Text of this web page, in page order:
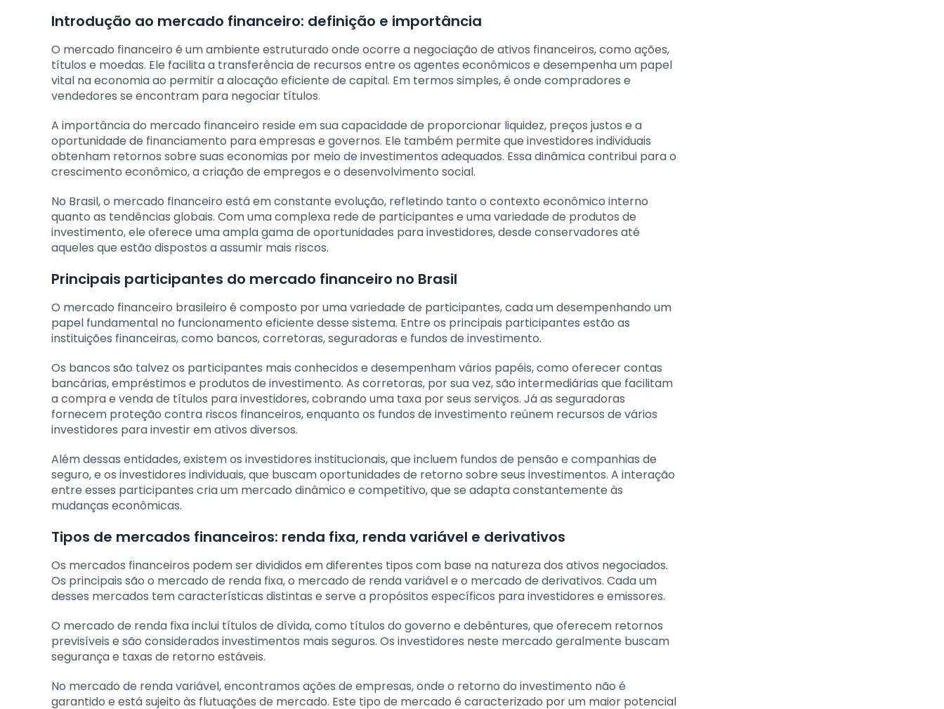
Introdução ao mercado financeiro: definição e importância
O mercado financeiro é um ambiente estruturado onde ocorre a negociação de ativos financeiros, como ações,
títulos e moedas. Ele facilita a transferência de recursos entre os agentes econômicos e desempenha um papel
vital na economia ao permitir a alocação eficiente de capital. Em termos simples, é onde compradores e
vendedores se encontram para negociar títulos.
A importância do mercado financeiro reside em sua capacidade de proporcionar liquidez, preços justos e a
oportunidade de financiamento para empresas e governos. Ele também permite que investidores individuais
obtenham retornos sobre suas economias por meio de investimentos adequados. Essa dinâmica contribui para o
crescimento econômico, a criação de empregos e o desenvolvimento social.
No Brasil, o mercado financeiro está em constante evolução, refletindo tanto o contexto econômico interno
quanto as tendências globais. Com uma complexa rede de participantes e uma variedade de produtos de
investimento, ele oferece uma ampla gama de oportunidades para investidores, desde conservadores até
aqueles que estão dispostos a assumir mais riscos.
Principais participantes do mercado financeiro no Brasil
O mercado financeiro brasileiro é composto por uma variedade de participantes, cada um desempenhando um
papel fundamental no funcionamento eficiente desse sistema. Entre os principais participantes estão as
instituições financeiras, como bancos, corretoras, seguradoras e fundos de investimento.
Os bancos são talvez os participantes mais conhecidos e desempenham vários papéis, como oferecer contas
bancárias, empréstimos e produtos de investimento. As corretoras, por sua vez, são intermediárias que facilitam
a compra e venda de títulos para investidores, cobrando uma taxa por seus serviços. Já as seguradoras
fornecem proteção contra riscos financeiros, enquanto os fundos de investimento reúnem recursos de vários
investidores para investir em ativos diversos.
Além dessas entidades, existem os investidores institucionais, que incluem fundos de pensão e companhias de
seguro, e os investidores individuais, que buscam oportunidades de retorno sobre seus investimentos. A interação
entre esses participantes cria um mercado dinâmico e competitivo, que se adapta constantemente às
mudanças econômicas.
Tipos de mercados financeiros: renda fixa, renda variável e derivativos
Os mercados financeiros podem ser divididos em diferentes tipos com base na natureza dos ativos negociados.
Os principais são o mercado de renda fixa, o mercado de renda variável e o mercado de derivativos. Cada um
desses mercados tem características distintas e serve a propósitos específicos para investidores e emissores.
O mercado de renda fixa inclui títulos de dívida, como títulos do governo e debêntures, que oferecem retornos
previsíveis e são considerados investimentos mais seguros. Os investidores neste mercado geralmente buscam
segurança e taxas de retorno estáveis.
No mercado de renda variável, encontramos ações de empresas, onde o retorno do investimento não é
garantido e está sujeito às flutuações de mercado. Este tipo de mercado é caracterizado por um maior potencial